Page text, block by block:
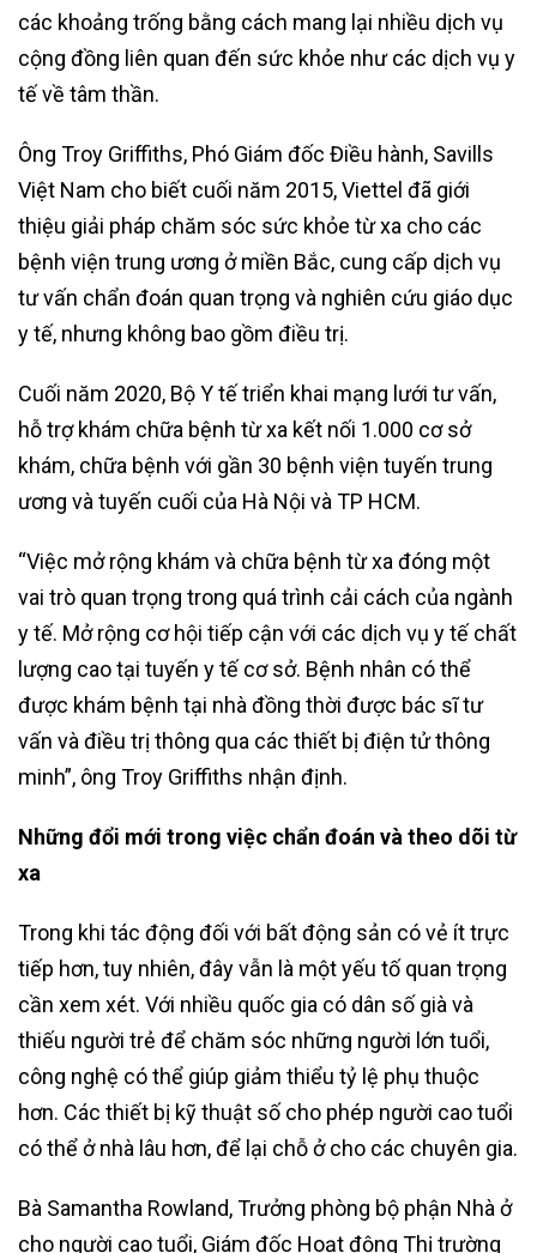
các khoảng trống bằng cách mang lại nhiều dịch vụ
cộng đồng liên quan đến sức khỏe như các dịch vụ y
tế về tâm thần.
Ông Troy Griffiths, Phó Giám đốc Điều hành, Savills
Việt Nam cho biết cuối năm 2015, Viettel đã giới
thiệu giải pháp chăm sóc sức khỏe từ xa cho các
bệnh viện trung ương ở miền Bắc, cung cấp dịch vụ
tư vấn chẩn đoán quan trọng và nghiên cứu giáo dục
y tế, nhưng không bao gồm điều trị.
Cuối năm 2020, Bộ Y tế triển khai mạng lưới tư vấn,
hỗ trợ khám chữa bệnh từ xa kết nối 1.000 cơ sở
khám, chữa bệnh với gần 30 bệnh viện tuyến trung
ương và tuyến cuối của Hà Nội và TP HCM.
“Việc mở rộng khám và chữa bệnh từ xa đóng một
vai trò quan trọng trong quá trình cải cách của ngành
y tế. Mở rộng cơ hội tiếp cận với các dịch vụ y tế chất
lượng cao tại tuyến y tế cơ sở. Bệnh nhân có thể
được khám bệnh tại nhà đồng thời được bác sĩ tư
vấn và điều trị thông qua các thiết bị điện tử thông
minh”, ông Troy Griffiths nhận định.
Những đổi mới trong việc chẩn đoán và theo dõi từ
xa
Trong khi tác động đối với bất động sản có vẻ ít trực
tiếp hơn, tuy nhiên, đây vẫn là một yếu tố quan trọng
cần xem xét. Với nhiều quốc gia có dân số già và
thiếu người trẻ để chăm sóc những người lớn tuổi,
công nghệ có thể giúp giảm thiểu tỷ lệ phụ thuộc
hơn. Các thiết bị kỹ thuật số cho phép người cao tuổi
có thể ở nhà lâu hơn, để lại chỗ ở cho các chuyên gia.
Bà Samantha Rowland, Trưởng phòng bộ phận Nhà ở
cho người cao tuổi, Giám đốc Hoạt động Thị trường